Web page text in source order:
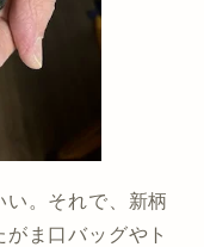
い。それで、新柄
ま口バッグやト